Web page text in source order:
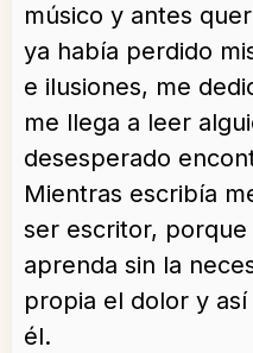
músico y antes
ya había perdido
e ilusiones, me
me llega a leer
desesperado
Mientras escribía
ser escritor,
aprenda sin la
propia el dolor y
él.